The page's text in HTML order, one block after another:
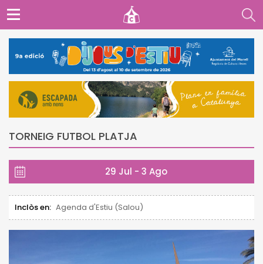
TORNEIG FUTBOL PLATJA
29 Jul - 3 Ago
Inclòs en: Agenda d'Estiu (Salou)